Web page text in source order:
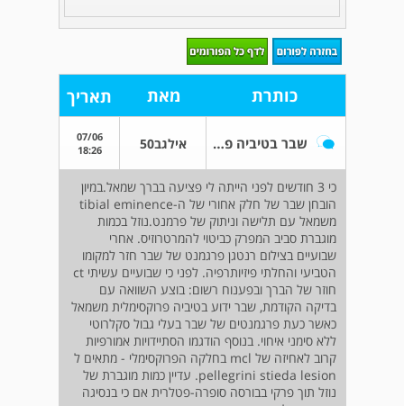
כותרת מאת תאריך
שבר בטיביה פרוקסימלית אילגב50
07/06
18:26
כי 3 חודשים לפני הייתה לי פציעה בברך שמאל.במיון
הובחן שבר של חלק אחורי של ה-tibial eminence
משמאל עם תלישה וניתוק של פרמנט.נוזל בכמות
מוגברת סביב המפרק כביטוי להמרטרוזיס. אחרי
שבועיים בצילום רנטגן פרגמנט של שבר חזר למקומו
הטביעי והחלתי פיזיותרפיה. לפני כי שבועיים עשיתי ct
חוזר של הברך ובפענוח רשום: בוצע השוואה עם
בדיקה הקודמת, שבר ידוע בטיביה פרוקסימלית משמאל
כאשר כעת פרגמנטים של שבר בעלי גבול סקלרוטי
ללא סימני איחוי. בנוסף הודגמו הסתיידויות אמורפיות
קרוב לאחיזה של mcl בחלקה הפרוקסימלי - מתאים ל
pellegrini stieda lesion. עדיין כמות מוגברת של
נוזל תוך פרקי בבורסה סופרה-פטלרית אם כי בנסיגה